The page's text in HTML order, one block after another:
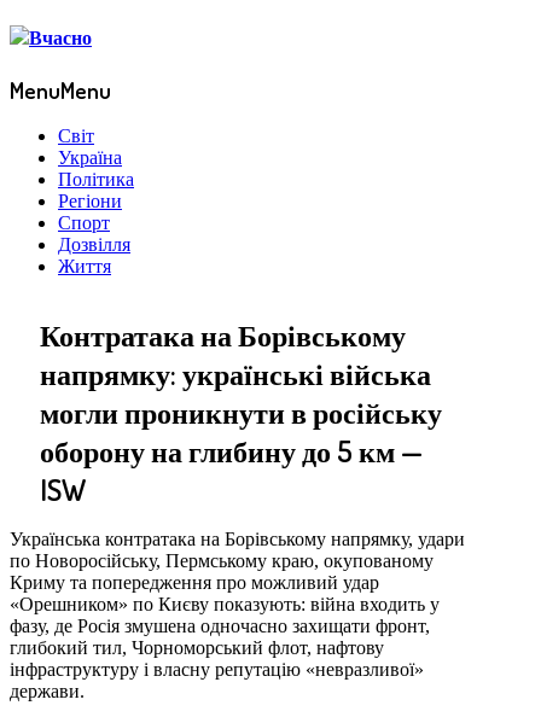
MenuMenu
Світ
Україна
Політика
Регіони
Спорт
Дозвілля
Життя
Контратака на Борівському
напрямку: українські війська
могли проникнути в російську
оборону на глибину до 5 км —
ISW
Українська контратака на Борівському напрямку, удари
по Новоросійську, Пермському краю, окупованому
Криму та попередження про можливий удар
«Орешником» по Києву показують: війна входить у
фазу, де Росія змушена одночасно захищати фронт,
глибокий тил, Чорноморський флот, нафтову
інфраструктуру і власну репутацію «невразливої»
держави.